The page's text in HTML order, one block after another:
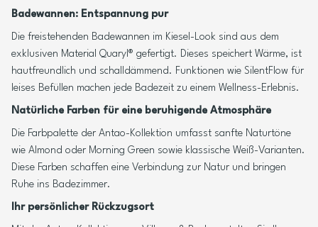
Badewannen: Entspannung pur
Die freistehenden Badewannen im Kiesel-Look sind aus dem
exklusiven Material Quaryl® gefertigt. Dieses speichert Wärme, ist
hautfreundlich und schalldämmend. Funktionen wie SilentFlow für
leises Befüllen machen jede Badezeit zu einem Wellness-Erlebnis.
Natürliche Farben für eine beruhigende Atmosphäre
Die Farbpalette der Antao-Kollektion umfasst sanfte Naturtöne
wie Almond oder Morning Green sowie klassische Weiß-Varianten.
Diese Farben schaffen eine Verbindung zur Natur und bringen
Ruhe ins Badezimmer.
Ihr persönlicher Rückzugsort